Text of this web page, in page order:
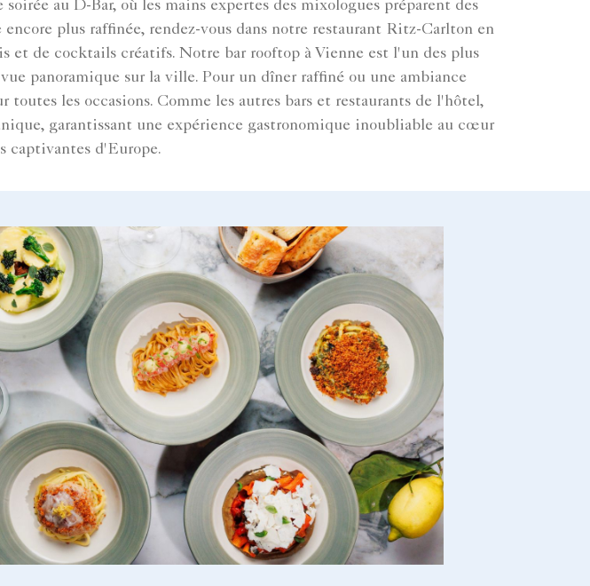
au D-Bar, où les mains expertes des mixologues préparent des
plus raffinée, rendez-vous dans notre restaurant Ritz-Carlton en
et de cocktails créatifs. Notre bar rooftop à Vienne est l'un des plus
panoramique sur la ville. Pour un dîner raffiné ou une ambiance
les occasions. Comme les autres bars et restaurants de l'hôtel,
garantissant une expérience gastronomique inoubliable au cœur
captivantes d'Europe.